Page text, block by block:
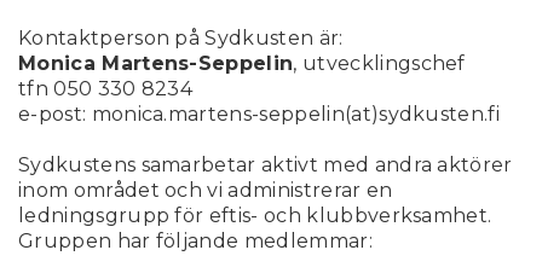
Kontaktperson på Sydkusten är:
Monica Martens-Seppelin, utvecklingschef
tfn 050 330 8234
e-post: monica.martens-seppelin(at)sydkusten.fi
Sydkustens samarbetar aktivt med andra aktörer
inom området och vi administrerar en
ledningsgrupp för eftis- och klubbverksamhet.
Gruppen har följande medlemmar: